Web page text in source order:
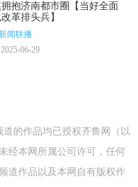
抱济南都市圈【当好全面
革排头兵】
闻联播
06-29
的作品均已授权齐鲁网（以
经本网所属公司许可，任何
道作品以及本网自有版权作